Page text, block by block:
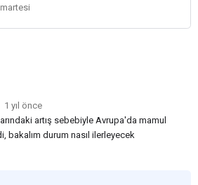
1 yıl önce
artış sebebiyle Avrupa'da mamul
bakalım durum nasıl ilerleyecek